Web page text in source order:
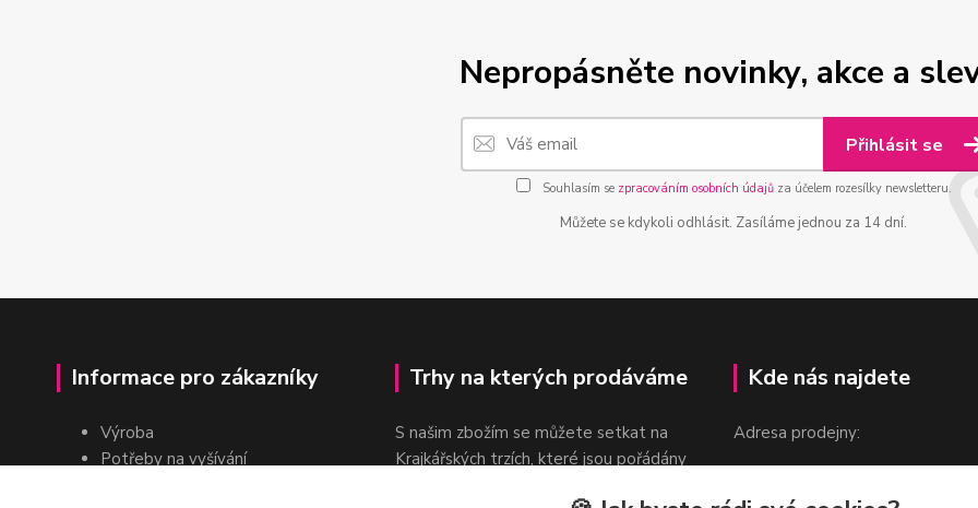
Nepropásněte novinky, akce a
Přihlásit se
Souhlasím se zpracováním osobních údajůza účelem rozesílky newsletteru.
Můžete se kdykoli odhlásit. Zasíláme jednou za 14 dní.
Informace pro zákazníky
Výroba
Potřeby na vyšívání
Trhy na kterých prodáváme
S našim zbožím se můžete setkat na
Krajkářských trzích, které jsou pořádány
Kde nás najdete
Adresa prodejny: